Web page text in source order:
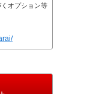
オプション等